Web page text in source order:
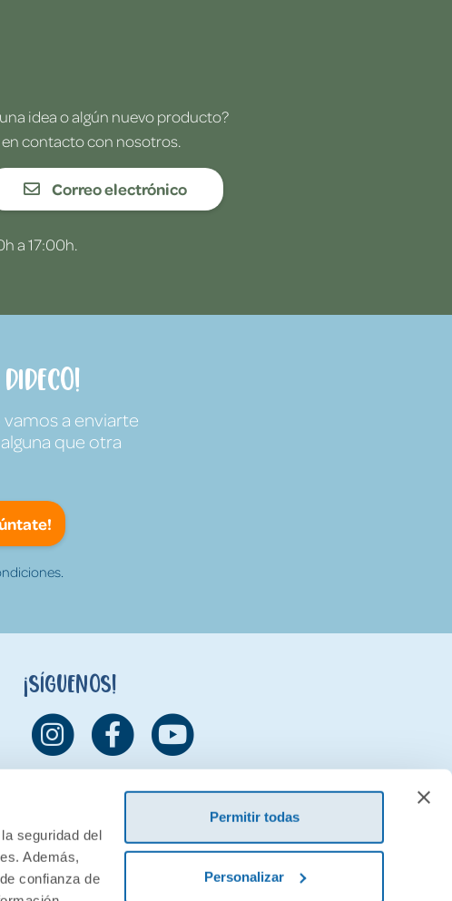
seguridad del
Además,
confianza de
Permitir todas
Personalizar
idea o algún nuevo producto?
en contacto con nosotros.
Correo electrónico
a 17:00h.
a enviarte
que otra
¡Síguenos!